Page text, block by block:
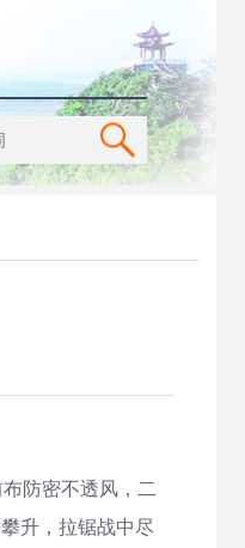
防密不透风，二
升，拉锯战中尽